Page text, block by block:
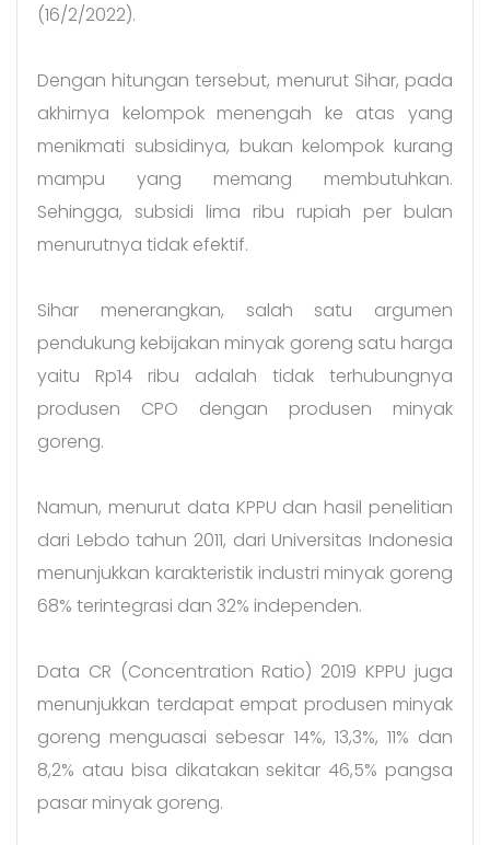
(16/2/2022).
Dengan hitungan tersebut, menurut Sihar, pada
akhirnya kelompok menengah ke atas yang
menikmati subsidinya, bukan kelompok kurang
mampu yang memang membutuhkan.
Sehingga, subsidi lima ribu rupiah per bulan
menurutnya tidak efektif.
Sihar menerangkan, salah satu argumen
pendukung kebijakan minyak goreng satu harga
yaitu Rp14 ribu adalah tidak terhubungnya
produsen CPO dengan produsen minyak
goreng.
Namun, menurut data KPPU dan hasil penelitian
dari Lebdo tahun 2011, dari Universitas Indonesia
menunjukkan karakteristik industri minyak goreng
68% terintegrasi dan 32% independen.
Data CR (Concentration Ratio) 2019 KPPU juga
menunjukkan terdapat empat produsen minyak
goreng menguasai sebesar 14%, 13,3%, 11% dan
8,2% atau bisa dikatakan sekitar 46,5% pangsa
pasar minyak goreng.